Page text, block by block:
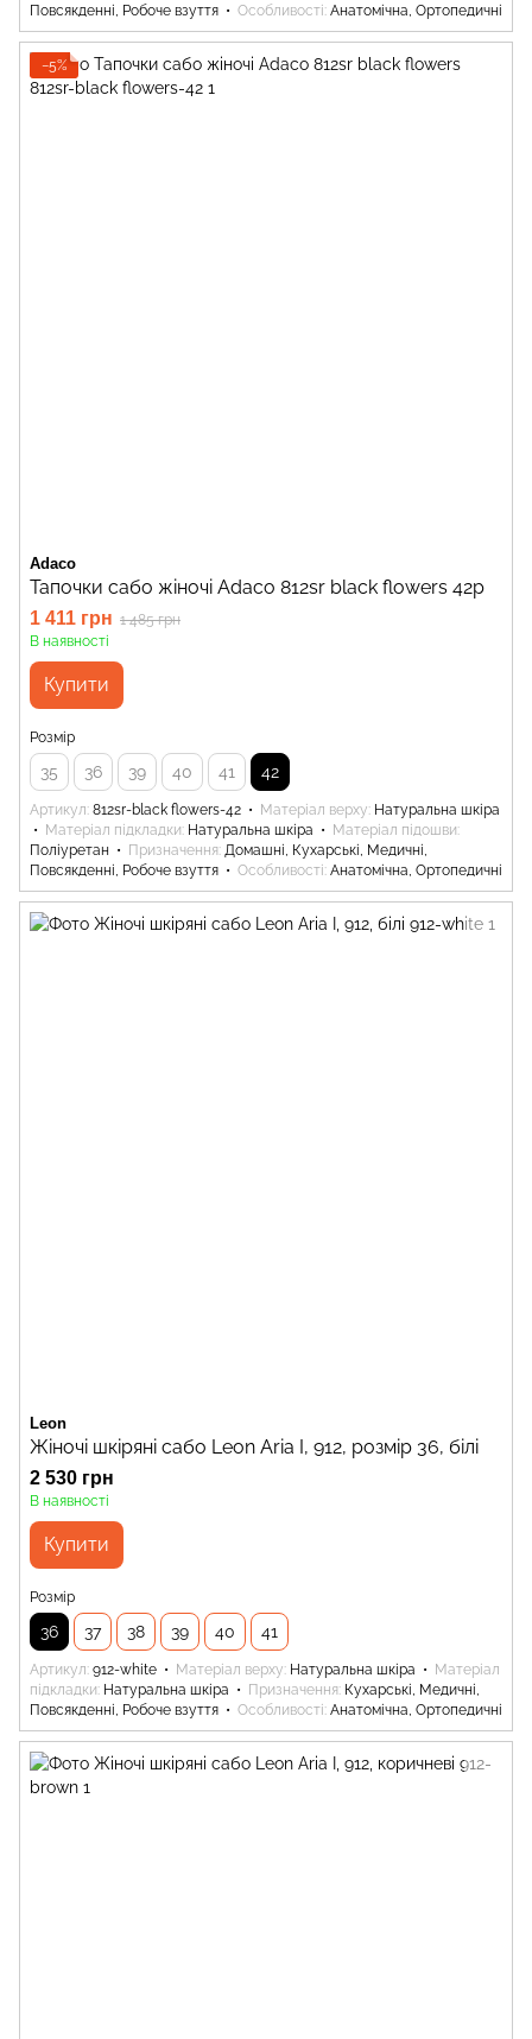
Повсякденні, Робоче взуття
Особливості Анатомічна, Ортопедичні
−5%
Adaco
Тапочки сабо жіночі Adaco 812sr black flowers 42р
1 411 грн 1 485 грн
В наявності
Купити
Розмір
35 36 39 40 41 42
Артикул 812sr-black flowers-42 Матеріал верху Натуральна шкіра
Матеріал підкладки Натуральна шкіра
Матеріал підошви
Поліуретан
Призначення Домашні, Кухарські, Медичні,
Повсякденні, Робоче взуття
Особливості Анатомічна, Ортопедичні
Leon
Жіночі шкіряні сабо Leon Aria I, 912, розмір 36, білі
2 530 грн
В наявності
Купити
Розмір
36 37 38 39 40 41
Артикул 912-white Матеріал верху Натуральна шкіра
Матеріал
підкладки Натуральна шкіра Призначення Кухарські, Медичні,
Повсякденні, Робоче взуття
Особливості Анатомічна, Ортопедичні